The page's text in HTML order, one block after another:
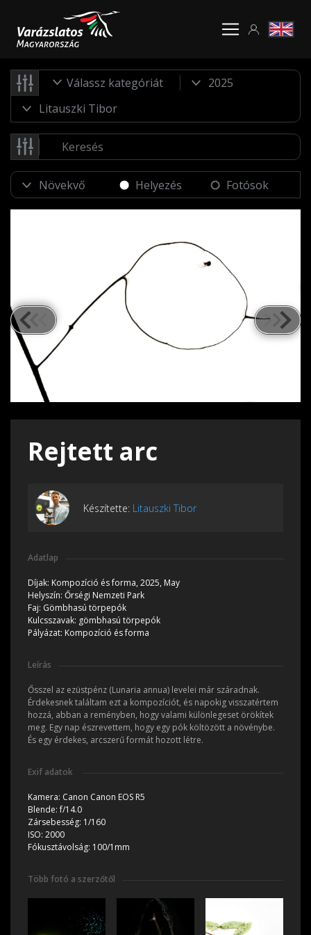
Válassz kategóriát
Helyezés Fotósok
Rejtett arc
Készítette: Litauszki Tibor
Adatlap
Díjak: Kompozíció és forma, 2025, May
Helyszín: Őrségi Nemzeti Park
Faj: Gömbhasú törpepók
Kulcsszavak: gömbhasú törpepók
Pályázat: Kompozíció és forma
Leírás
Ősszel az ezüstpénz (Lunaria annua) levelei már száradnak.
Érdekesnek találtam ezt a kompozíciót, és napokig visszatértem
hozzá, abban a reményben, hogy valami különlegeset örökítek
meg. Egy nap észrevettem, hogy egy pók költözött a növénybe.
És egy érdekes, arcszerű formát hozott létre.
Exif adatok
Kamera: Canon Canon EOS R5
Blende:f/14.0
Zársebesség: 1/160
ISO: 2000
Fókusztávolság: 100/1mm
Több fotó a szerzőtől